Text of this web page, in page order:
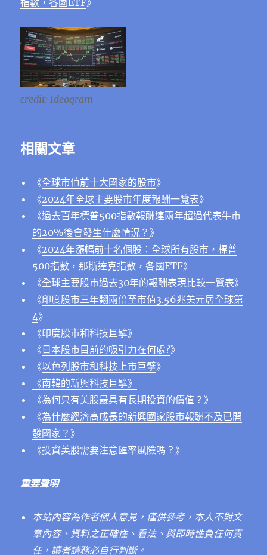
credit: Ideogram
相關文章
《全球市值前十大國家的股市》
《2024年全球主要股市年度報酬一覽表》
《過去百年標普500指數報酬連兩年超過代表牛市
的20%後會發生什麼情況？》
《2024年漲幅前十名個股：全球所有股市，標普
500指數，那斯達克指數，各國ETF》
《全球主要股市過去30年的報酬表現比較一覽表》
《印度股市三年翻兩倍至市值3.56兆美元居全球第
4》
《印度股市和科技巨擘》
《 日本股市目前的吸引力在何處?》
《以色列股市和科技上市巨擘》
《南韓的新興科技巨擘》
《為何只有美股最具有長期投資的價值？》
《為什麼經濟高成長的新興國家股市報酬不及已開
發國家？》
《投資美股需要注意匯率風險嗎？》
重要聲明
本站內容為作者個人意見，僅供參考，本人不對文
章內容、資料之正確性、看法、與即時性負任何責
任，讀者請務必自行判斷。